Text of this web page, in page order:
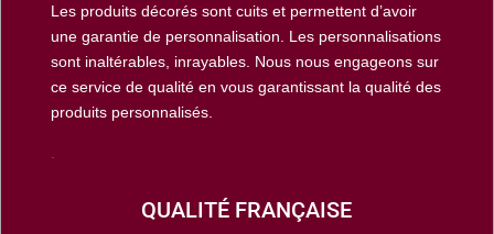
Les produits décorés sont cuits et permettent d’avoir
une garantie de personnalisation. Les personnalisations
sont inaltérables, inrayables. Nous nous engageons sur
ce service de qualité en vous garantissant la qualité des
produits personnalisés.
QUALITÉ FRANÇAISE